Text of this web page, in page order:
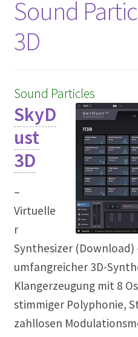
Sound
3D
Sound Particles
SkyD
ust
3D
–
Virtuelle
r
Synthesizer (Download)
umfangreicher 3D-
Klangerzeugung mit 8
stimmiger Polyphonie,
zahllosen